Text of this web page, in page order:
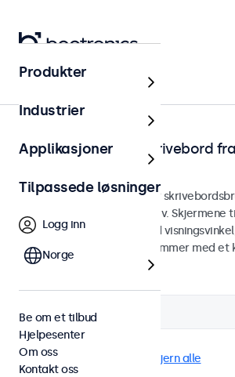
Hjem
Touchskjermer for skrivebord
Touchskjermer designet for
et robust og justerbart stativ. Skjermene
krystallklart bilde med bred
tilkoblingsmuligheter og kommer med et
tilpasningsdyktig stativ.
Filter ( 21 )
Bord Støvtett (IP65) Fjern alle
Produkter
Industrier
Applikasjoner
Tilpassede løsninger
Logg inn
Norge
Be om et tilbud
Hjelpesenter
Om oss
Kontakt oss